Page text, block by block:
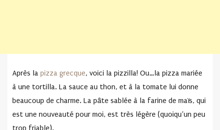
Après la pizza grecque, voici la pizzilla! Ou…la pizza mariée
à une tortilla. La sauce au thon, et à la tomate lui donne
beaucoup de charme. La pâte sablée à la farine de maïs, qui
est une nouveauté pour moi, est très légère (quoiqu’un peu
trop friable).